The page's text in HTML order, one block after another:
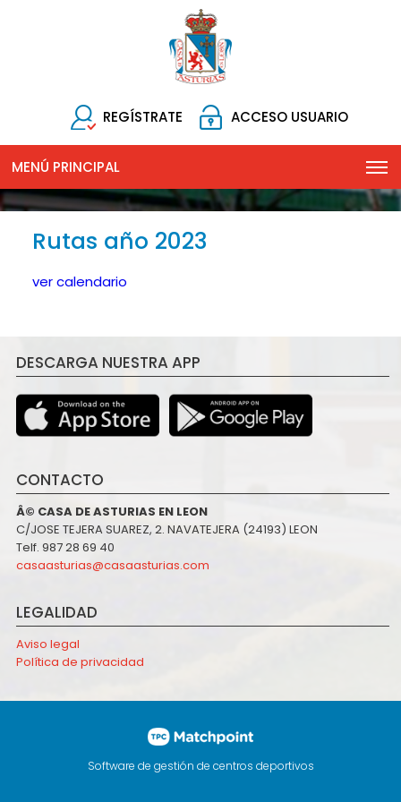
REGÍSTRATE ACCESO USUARIO
MENÚ PRINCIPAL
Rutas año 2023
ver calendario
DESCARGA NUESTRA APP
CONTACTO
Â© CASA DE ASTURIAS EN LEON
C/JOSE TEJERA SUAREZ, 2. NAVATEJERA (24193) LEON
Telf. 987 28 69 40
casaasturias@casaasturias.com
LEGALIDAD
Aviso legal
Política de privacidad
Software de gestión de centros deportivos